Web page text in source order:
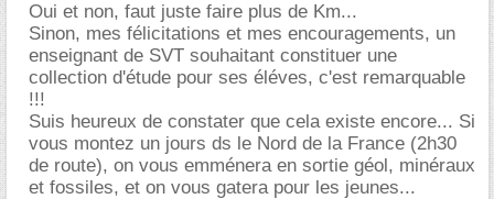
Oui et non, faut juste faire plus de Km...
Sinon, mes félicitations et mes encouragements, un
enseignant de SVT souhaitant constituer une
collection d'étude pour ses éléves, c'est remarquable
!!!
Suis heureux de constater que cela existe encore... Si
vous montez un jours ds le Nord de la France (2h30
de route), on vous emménera en sortie géol, minéraux
et fossiles, et on vous gatera pour les jeunes...